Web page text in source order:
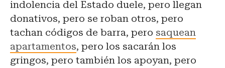
indolencia del Estado duele, pero llegan
donativos, pero se roban otros, pero
tachan códigos de barra, pero saquean
apartamentos, pero los sacarán los
gringos, pero también los apoyan, pero